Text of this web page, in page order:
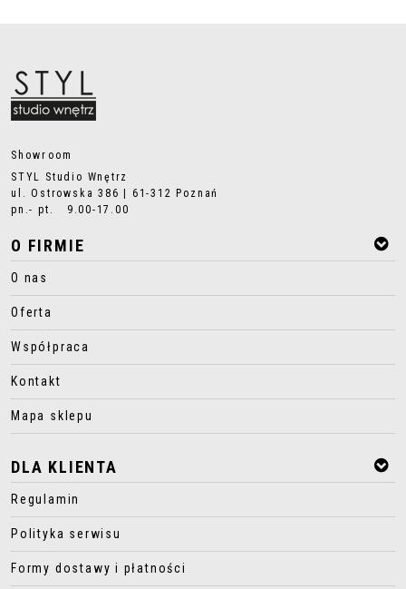
Showroom
STYL Studio Wnętrz
ul. Ostrowska 386 | 61-312 Poznań
pn.- pt. 9.00-17.00
O FIRMIE
O nas
Oferta
Współpraca
Kontakt
Mapa sklepu
DLA KLIENTA
Regulamin
Polityka serwisu
Formy dostawy i płatności